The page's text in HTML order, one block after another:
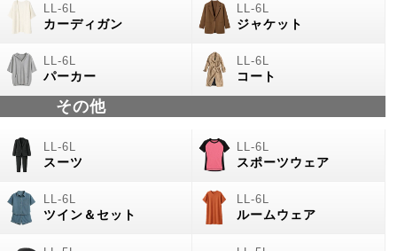
カーディガン ジャケット
パーカー コート
その他
スーツ スポーツウェア
ツイン＆セット ルームウェア